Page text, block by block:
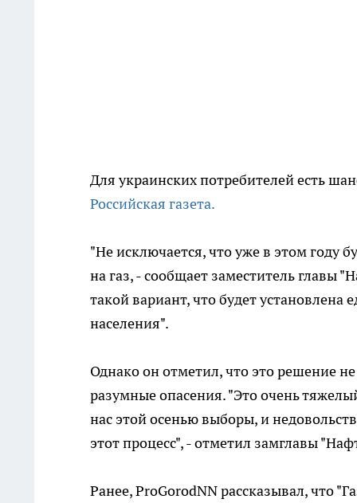
Для украинских потребителей есть
Российская газета.
"Не исключается, что уже в этом
на газ, - сообщает заместитель главы
такой вариант, что будет
населения".
Однако он отметил, что это решение
разумные опасения. "Это очень
нас этой осенью выборы, и
этот процесс", - отметил замглавы
Ранее, ProGorodNN рассказывал, что